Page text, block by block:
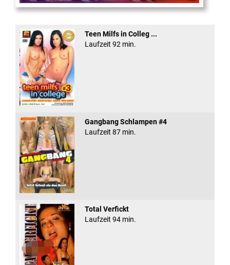
Eine Sexplosieve Fam ...
Teen Milfs in Colleg ...
Laufzeit 92 min.
Gangbang Schlampen #4
Laufzeit 87 min.
Total Verfickt
Laufzeit 94 min.